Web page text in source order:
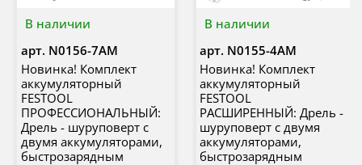
В наличии
арт. N0156-7AM
Новинка! Комплект
аккумуляторный
FESTOOL
ПРОФЕССИОНАЛЬНЫЙ:
Дрель - шуруповерт с
двумя аккумуляторами,
быстрозарядным
В наличии
арт. N0155-4AM
Новинка! Комплект
аккумуляторный
FESTOOL
РАСШИРЕННЫЙ: Дрель -
шуруповерт с двумя
аккумуляторами,
быстрозарядным